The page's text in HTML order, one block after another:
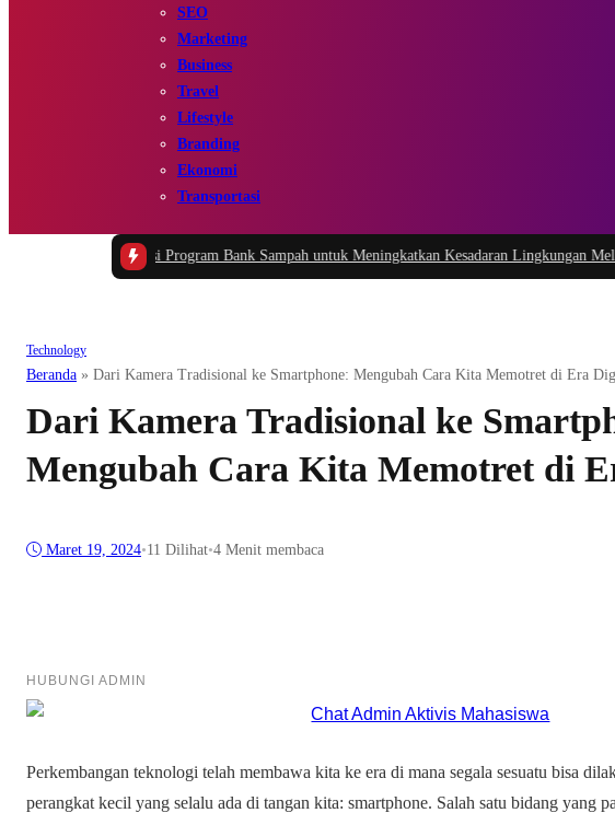
SEO
Marketing
Business
Travel
Lifestyle
Branding
Ekonomi
Transportasi
Implementasi Program Bank Sampah untuk Meningkatkan Kesadaran Lingkungan Melalui
Technology
Beranda » Dari Kamera Tradisional ke Smartphone: Mengubah Cara Kita Memotret di Era
Dari Kamera Tradisional ke
Mengubah Cara Kita Memotret di
Maret 19, 2024•11 Dilihat•4 Menit membaca
HUBUNGI ADMIN
Perkembangan teknologi telah membawa kita ke era di mana segala sesuatu bisa
perangkat kecil yang selalu ada di tangan kita: smartphone. Salah satu bidang yang